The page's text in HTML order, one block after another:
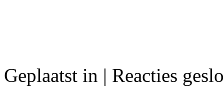
Geplaatst in | Reacties